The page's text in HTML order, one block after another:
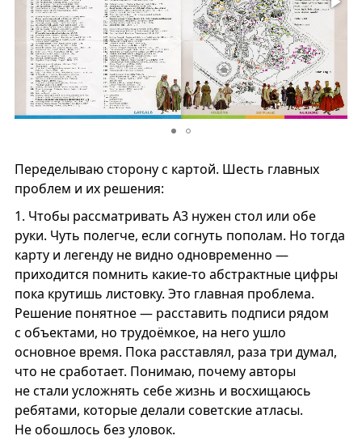
Переделываю сторону с картой. Шесть главных
проблем и их решения:
1. Чтобы рассматривать А3 нужен стол или обе
руки. Чуть полегче, если согнуть пополам. Но тогда
карту и легенду не видно одновременно —
приходится помнить какие-то абстрактные цифры
пока крутишь листовку. Это главная проблема.
Решение понятное — расставить подписи рядом
с объектами, но трудоёмкое, на него ушло
основное время. Пока расставлял, раза три думал,
что не сработает. Понимаю, почему авторы
не стали усложнять себе жизнь и восхищаюсь
ребятами, которые делали советские атласы.
Не обошлось без уловок.